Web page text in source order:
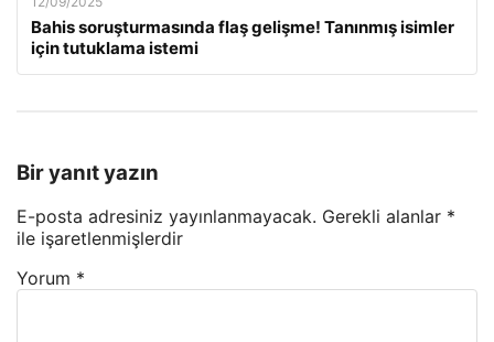
Bahis soruşturmasında flaş gelişme! Tanınmış isimler
için tutuklama istemi
Bir yanıt yazın
E-posta adresiniz yayınlanmayacak. Gerekli alanlar *
ile işaretlenmişlerdir
Yorum *